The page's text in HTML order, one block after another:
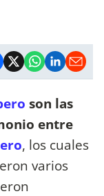
son las
entre
, los cuales
varios